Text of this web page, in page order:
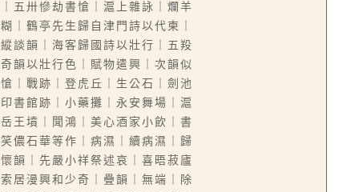
五卅慘劫書愴｜滬上雜詠｜爛羊
｜鶴亭先生歸自津門詩以代柬｜
談韻｜海客歸國詩以壯行｜五羖
韻以壯行色｜賦物遣興｜次韻似
｜戰跡｜登虎丘｜生公石｜劍池
書館跡｜小藥攤｜永安舞場｜滬
王墳｜聞鴻｜美心酒家小飲｜書
儂石華等作｜病濕｜續病濕｜歸
韻｜先嚴小祥祭述哀｜喜晤菽廬
居漫興和少奇｜疊韻｜無端｜除